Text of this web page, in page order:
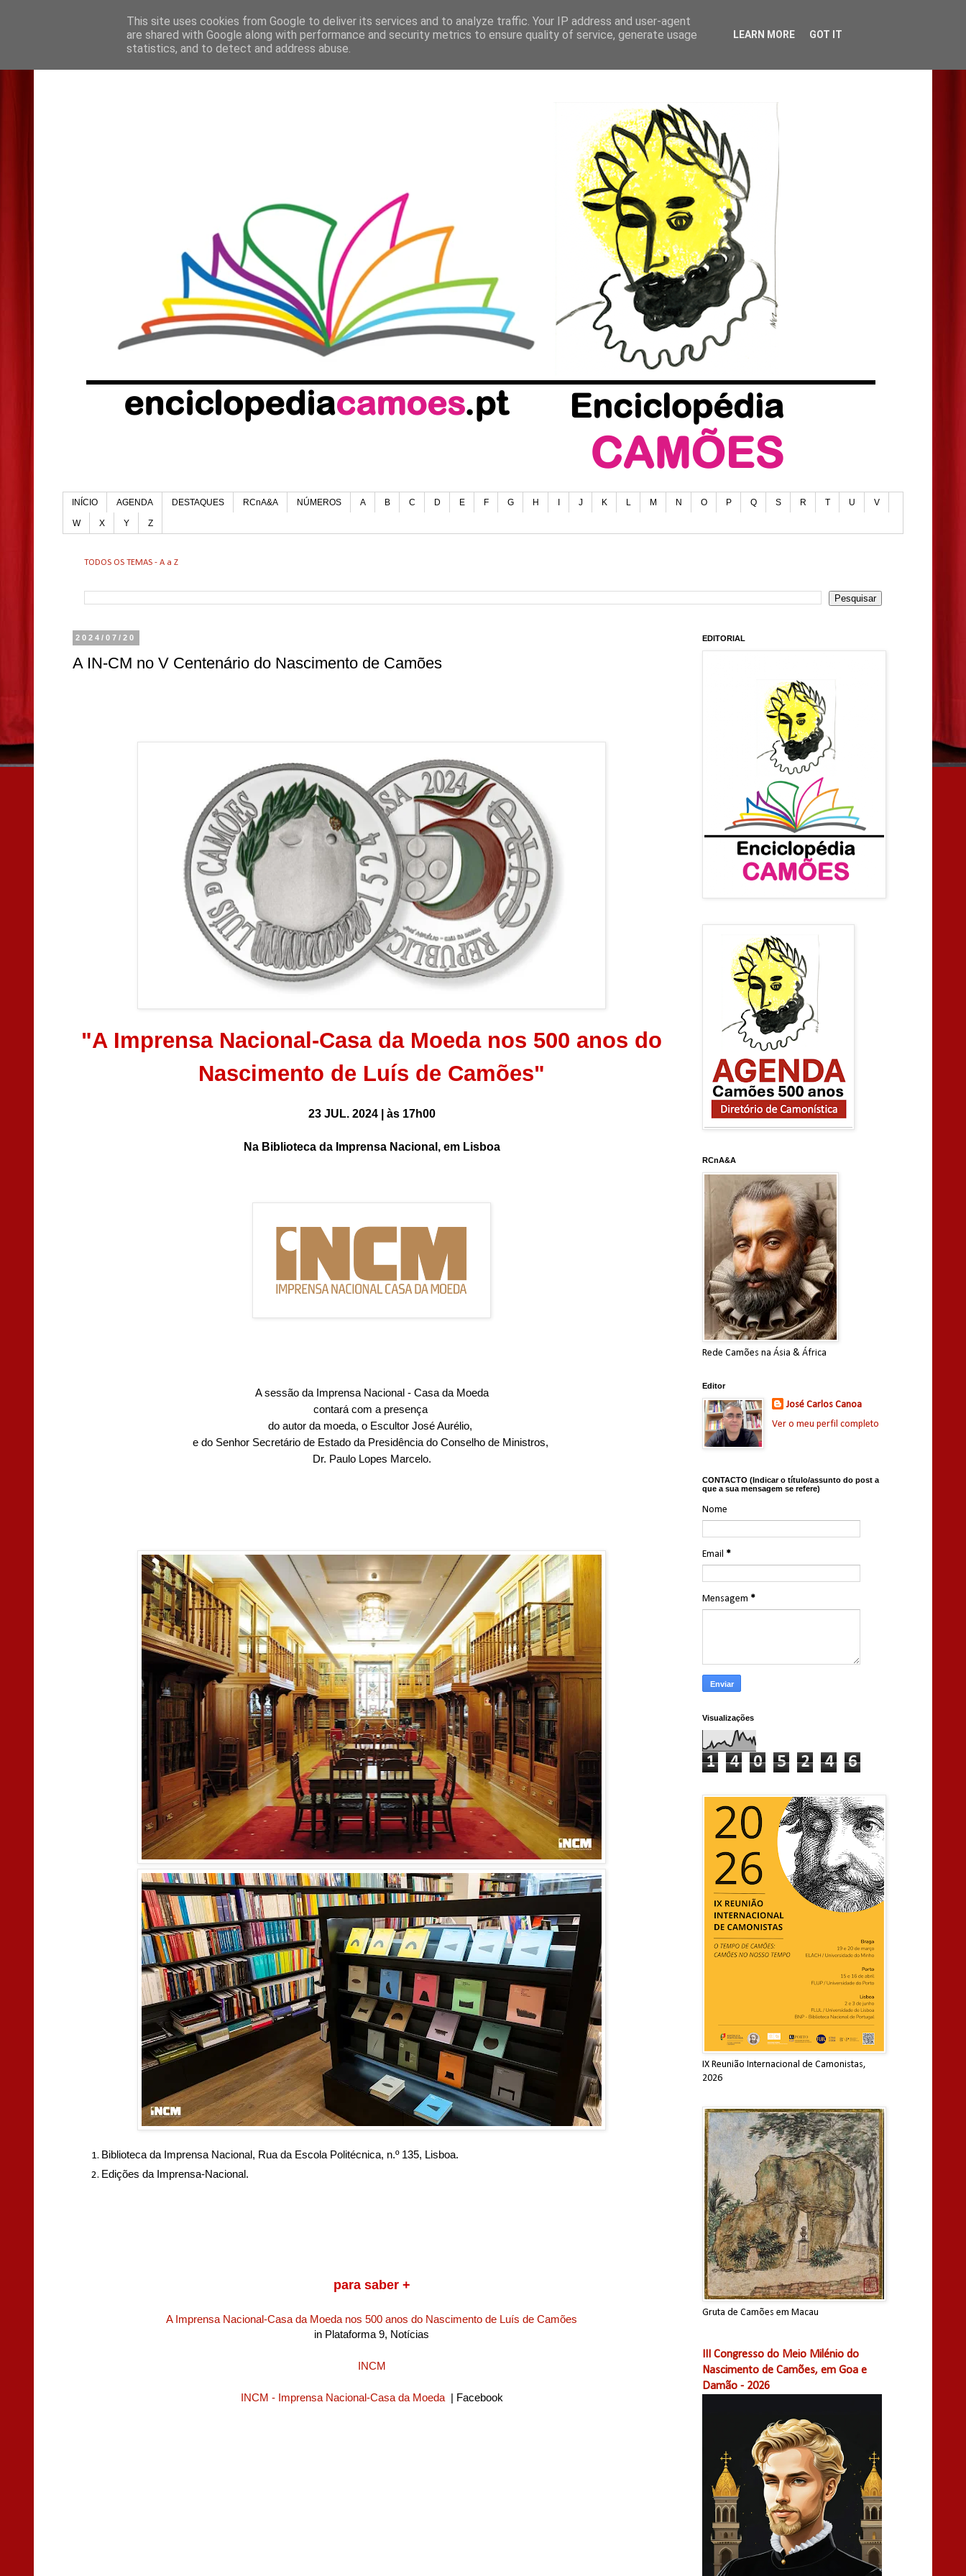
INÍCIO AGENDA DESTAQUES RCnA&A NÚMEROS A B C D E F G H J K L M N O P Q S R T U V
W X Y Z
TODOS OS TEMAS - A a Z
2024/07/20
A IN-CM no V Centenário do Nascimento de Camões
"A Imprensa Nacional-Casa da Moeda nos 500 anos do
Nascimento de Luís de Camões"
23 JUL. 2024 | às17h00
Na Biblioteca da Imprensa Nacional, em Lisboa
A sessão da Imprensa Nacional - Casa da Moeda
contará com a presença
do autor da moeda, o Escultor José Aurélio,
e do Senhor Secretário de Estado da Presidência do Conselho de Ministros,
Dr. Paulo Lopes Marcelo.
Biblioteca da Imprensa Nacional, Rua da Escola Politécnica, n.º 135, Lisboa.
Edições da Imprensa-Nacional.
para saber +
A Imprensa Nacional-Casa da Moeda nos 500 anos do Nascimento de Luís de Camões
in Plataforma 9, Notícias
INCM
INCM - Imprensa Nacional-Casa da Moeda| Facebook
EDITORIAL
RCnA&A
Rede Camões na Ásia & África
Editor
José Carlos Canoa
Ver o meu perfil completo
CONTACTO (Indicar o título/assunto do post a
que a sua mensagem se refere)
Nome
Email *
Mensagem *
Visualizações
1 4 0 5 2 4 6
IX Reunião Internacional de Camonistas,
2026
Gruta de Camões em Macau
III Congresso do Meio Milénio do
Nascimento de Camões, em Goa e
Damão - 2026
This site uses cookies from Google to deliver its services and to analyze traffic. Your IP address and user-agent
are shared with Google along with performance and security metrics to ensure quality of service, generate usage
statistics, and to detect and address abuse.
LEARN MORE GOT IT